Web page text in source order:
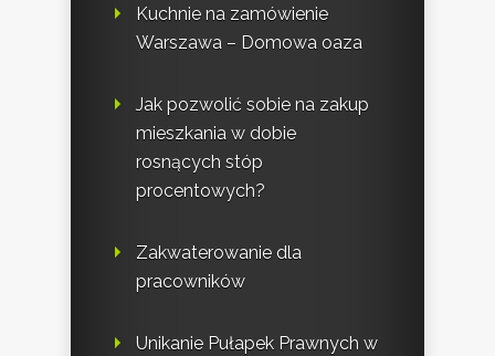
Kuchnie na zamówienie
Warszawa – Domowa oaza
Jak pozwolić sobie na zakup
mieszkania w dobie
rosnących stóp
procentowych?
Zakwaterowanie dla
pracowników
Unikanie Pułapek Prawnych w